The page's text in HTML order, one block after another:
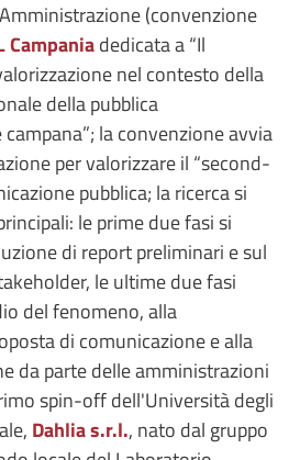
(convenzione
Campaniadedicata a “Il
nel contesto della
della pubblica
la convenzione avvia
per valorizzare il “second-
pubblica; la ricerca si
le prime due fasi si
di report preliminari e sul
le ultime due fasi
del fenomeno, alla
di comunicazione e alla
da parte delle amministrazioni
spin-off dell'Università degli
Dahlia s.r.l., nato dal gruppo